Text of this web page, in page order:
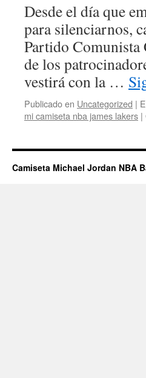
Desde el día que
para silenciarnos,
Partido Comunista
de los
vestirá con la …
Publicado en Uncategorized |
mi camiseta nba james lakers |
Camiseta Michael Jordan NBA